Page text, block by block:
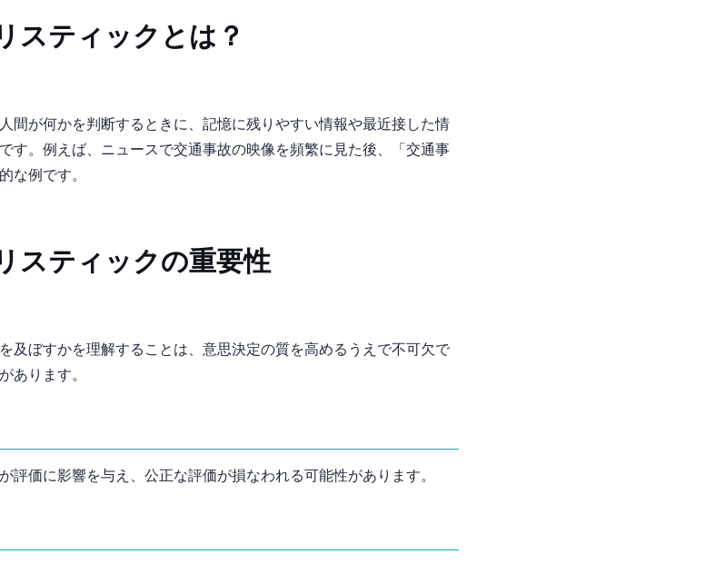
スティックとは？
間が何かを判断するときに、記憶に残りやすい情報や最近接した情
す。例えば、ニュースで交通事故の映像を頻繁に見た後、「交通事
な例です。
スティックの重要性
及ぼすかを理解することは、意思決定の質を高めるうえで不可欠で
あります。
評価に影響を与え、公正な評価が損なわれる可能性があります。